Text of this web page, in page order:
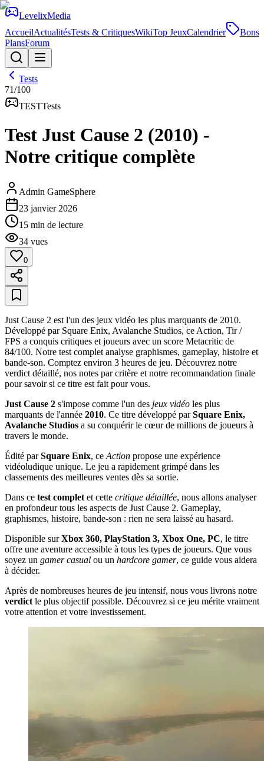
LevelixMedia
AccueilActualitésTests & CritiquesWikiTop JeuxCalendrier
Bons
PlansForum
Tests
71/100
TESTTests
Test Just Cause 2 (2010) -
Notre critique complète
Admin GameSphere
23 janvier 2026
15 min de lecture
34 vues
0
Just Cause 2 est l'un des jeux vidéo les plus marquants de 2010.
Développé par Square Enix, Avalanche Studios, ce Action, Tir /
FPS a conquis critiques et joueurs avec un score Metacritic de
84/100. Notre test complet analyse graphismes, gameplay, histoire et
bande-son. Comptez environ 3 heures de jeu. Découvrez notre
verdict détaillé, nos notes par critère et notre recommandation finale
pour savoir si ce titre est fait pour vous.
Just Cause 2 s'impose comme l'un des jeux vidéo les plus
marquants de l'année 2010. Ce titre développé parSquare Enix,
Avalanche Studios a su conquérir le cœur de millions de joueurs à
travers le monde.
Édité parSquare Enix, ce Action propose une expérience
vidéoludique unique. Le jeu a rapidement grimpé dans les
classements des meilleures ventes dès sa sortie.
Dans ce test complet et cette critique détaillée, nous allons analyser
en profondeur tous les aspects de Just Cause 2. Gameplay,
graphismes, histoire, bande-son : rien ne sera laissé au hasard.
Disponible surXbox 360, PlayStation 3, Xbox One, PC, le titre
offre une aventure accessible à tous les types de joueurs. Que vous
soyez un gamer casual ou un hardcore gamer, ce guide vous aidera
à décider.
Après de nombreuses heures de jeu intensif, nous vous livrons notre
verdict le plus objectif possible. Découvrez si ce jeu mérite vraiment
votre attention et votre investissement.